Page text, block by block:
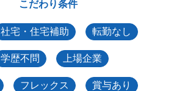
こだわり条件
社宅・住宅補助 転勤なし
学歴不問 上場企業
フレックス 賞与あり